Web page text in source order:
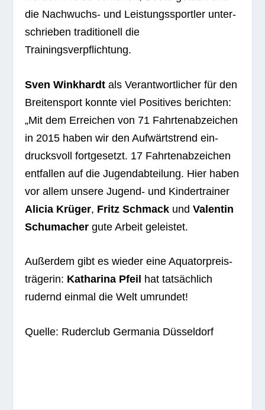
die Nach­wuchs- und Leis­tungs­sport­ler unter­
schrie­ben tra­di­tio­nell die
Trainingsverpflichtung.
Sven Wink­hardt als Ver­ant­wort­li­cher für den
Brei­ten­sport konnte viel Posi­ti­ves berich­ten:
„Mit dem Errei­chen von 71 Fahr­ten­ab­zei­chen
in 2015 haben wir den Auf­wärts­trend ein­
drucks­voll fort­ge­setzt. 17 Fahr­ten­ab­zei­chen
ent­fal­len auf die Jugend­ab­tei­lung. Hier haben
vor allem unsere Jugend- und Kin­der­trai­ner
Ali­cia Krü­ger, Fritz Schmack undValen­tin
Schu­ma­cher gute Arbeit geleistet.
Außer­dem gibt es wie­der eine Aqua­tor­preis­
trä­ge­rin: Katha­rina Pfeil
hat tat­säch­lich
rudernd ein­mal die Welt umrundet!
Quelle: Ruder­club Ger­ma­nia Düsseldorf